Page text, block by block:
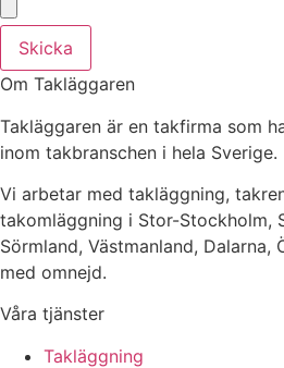
Skicka
Om Takläggaren
Takläggaren är en takfirma som
inom takbranschen i hela Sverige.
Vi arbetar med takläggning,
takomläggning i Stor-Stockholm,
Sörmland, Västmanland, Dalarna,
med omnejd.
Våra tjänster
Takläggning